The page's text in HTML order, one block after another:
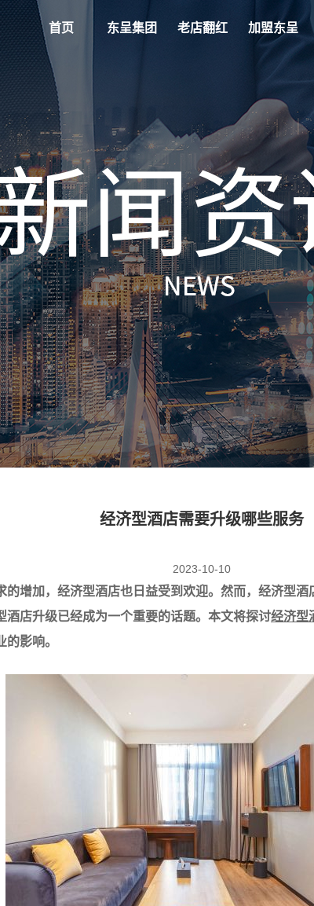
首页 东呈集团 老店翻红 加盟东呈
经济型酒店需要升级哪些服务
2023-10-10
增加，经济型酒店也日益受到欢迎。然而，经济型
店升级已经成为一个重要的话题。本文将探讨经济型
影响。